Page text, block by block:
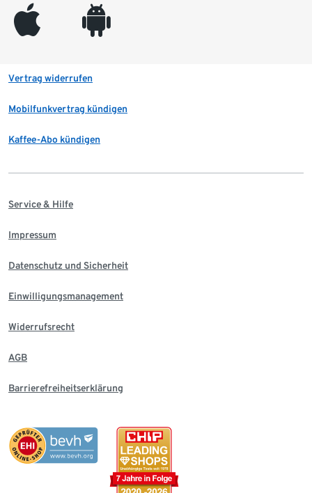
appleinc android
Vertrag widerrufen
Mobilfunkvertrag kündigen
Kaffee-Abo kündigen
Service & Hilfe
Impressum
Datenschutz und Sicherheit
Einwilligungsmanagement
Widerrufsrecht
AGB
Barrierefreiheitserklärung